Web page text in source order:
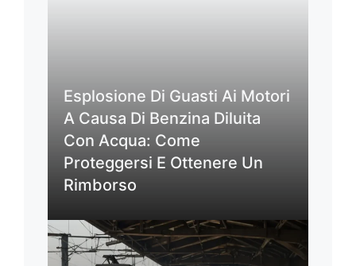
Esplosione Di Guasti Ai Motori
A Causa Di Benzina Diluita
Con Acqua: Come
Proteggersi E Ottenere Un
Rimborso